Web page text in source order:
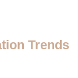
Trends